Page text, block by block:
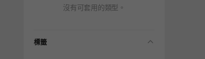
沒有可套用的類型。
標籤 folding